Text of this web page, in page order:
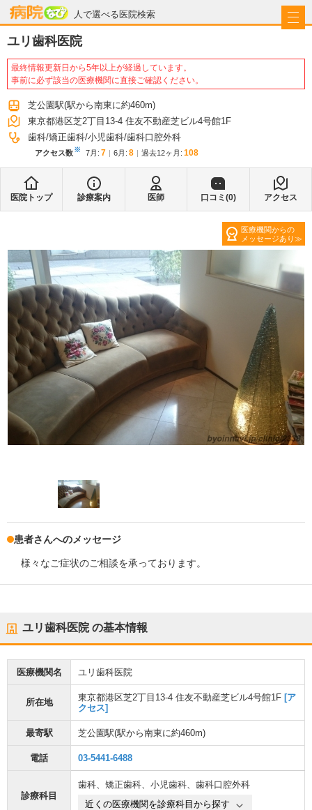
人で選べる医院検索
病院なび
ユリ歯科医院
最終情報更新日から5年以上が経過しています。
事前に必ず該当の医療機関に直接ご確認ください。
芝公園駅(駅から南東に約460m)
東京都港区芝2丁目13-4 住友不動産芝ビル4号館1F
歯科 矯正歯科 小児歯科 歯科口腔外科
アクセス数※ 7月 : 7 6月 : 8 過去12ヶ月: 108
医院トップ 診療案内 医師 口コミ(0) アクセス
医療機関からの
メッセージあり
患者さんへのメッセージ
様々なご症状のご相談を承っております。
ユリ歯科医院の基本情報
医療機関名 ユリ歯科医院
所在地 東京都港区芝2丁目13-4 住友不動産芝ビル4号館1F [ア
クセス]
最寄駅 芝公園駅(駅から南東に約460m)
電話 03-5441-6488
診療科目
歯科、 矯正歯科、 小児歯科、 歯科口腔外科
近くの医療機関を診療科目から探す